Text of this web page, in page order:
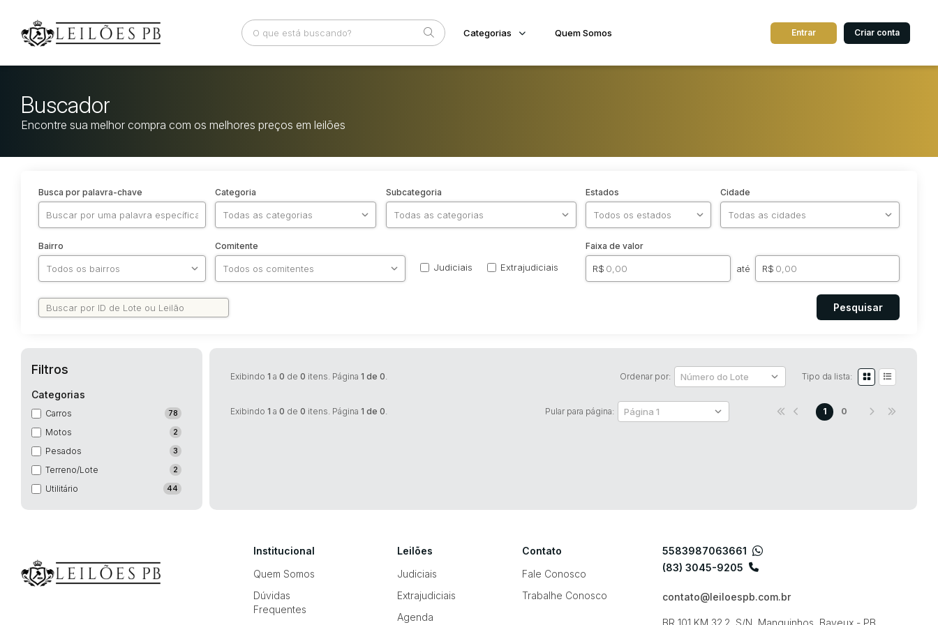
Categorias
Pesados
Quem Somos Entrar Criar conta
Buscador
Encontre sua melhor compra com os melhores preços em leilões
Busca por palavra-chave Categoria Subcategoria Estados Cidade
Bairro Comitente
Judiciais Extrajudiciais
Faixa de valor
R$ até R$
Pesquisar
Filtros
Categorias
Carros 78
Motos 2
Pesados 3
Terreno/Lote 2
Utilitário 44
Exibindo 1 a 0 de 0 itens. Página 1 de 0. Ordenar por: Tipo da lista:
Exibindo 1 a 0 de 0 itens. Página 1 de 0. Pular para página: 1 0
Institucional
Quem Somos
Dúvidas
Frequentes
Leilões
Judiciais
Extrajudiciais
Agenda
Contato
Fale Conosco
Trabalhe Conosco
5583987063661
(83) 3045-9205
contato@leiloespb.com.br
BR 101 KM 32.2, S/N, Manguinhos, Bayeux - PB